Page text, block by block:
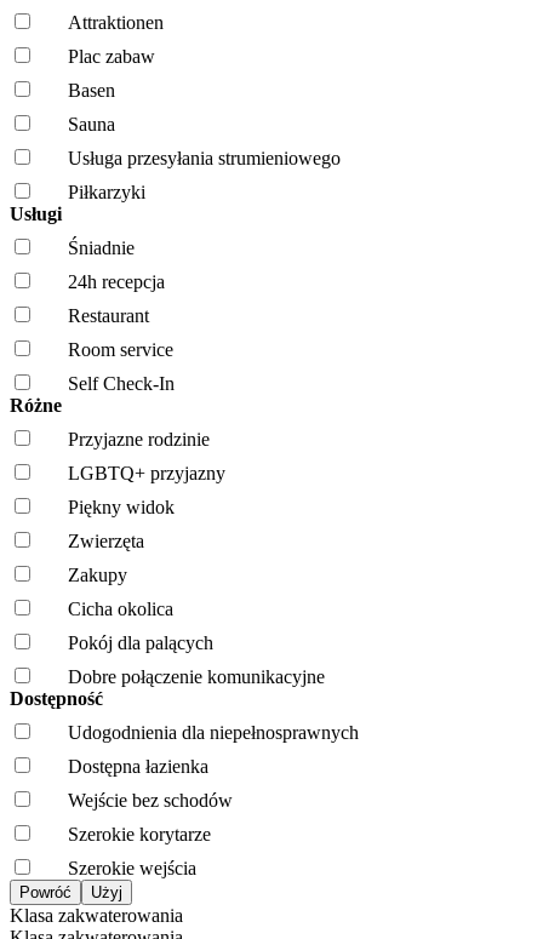
Attraktionen
Plac zabaw
Basen
Sauna
Usługa przesyłania strumieniowego
Piłkarzyki
Usługi
Śniadnie
24h recepcja
Restaurant
Room service
Self Check-In
Różne
Przyjazne rodzinie
LGBTQ+ przyjazny
Piękny widok
Zwierzęta
Zakupy
Cicha okolica
Pokój dla palących
Dobre połączenie komunikacyjne
Dostępność
Udogodnienia dla niepełnosprawnych
Dostępna łazienka
Wejście bez schodów
Szerokie korytarze
Szerokie wejścia
Klasa zakwaterowania